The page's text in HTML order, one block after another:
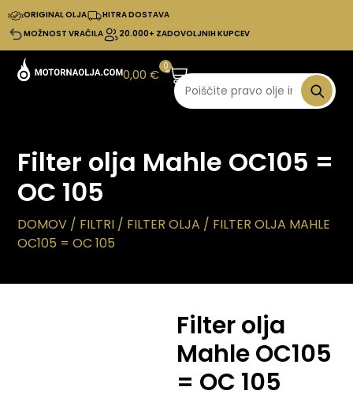
ORIGINAL OLJA
HITRA DOSTAVA
MOŽNOST VRAČILA
20.000+ ZADOVOLJNIH KUPCEV
0,00€
0
Filter olja Mahle OC105 =
OC 105
DOMOV / FILTRI / FILTER OLJA / FILTER OLJA MAHLE
OC105 = OC 105
Filter olja
Mahle OC105
= OC 105